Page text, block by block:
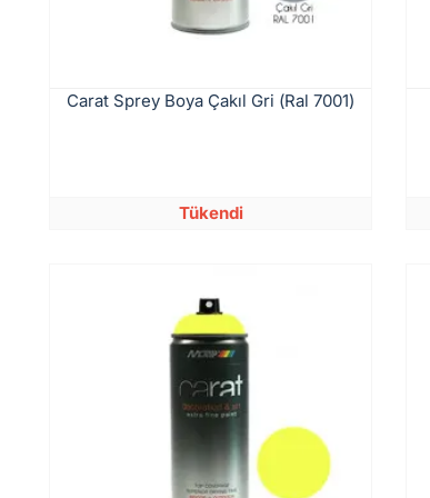
Carat Sprey Boya Çakıl Gri (Ral 7001)
Tükendi